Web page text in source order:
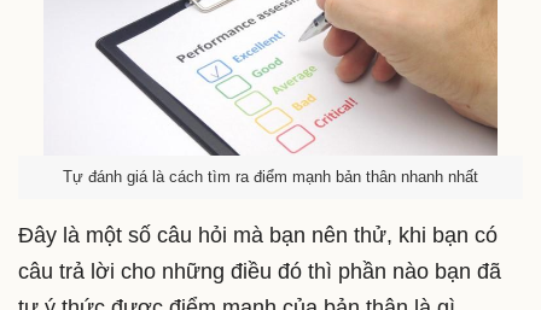
Tự đánh giá là cách tìm ra điểm mạnh bản thân nhanh nhất
Đây là một số câu hỏi mà bạn nên thử, khi bạn có
câu trả lời cho những điều đó thì phần nào bạn đã